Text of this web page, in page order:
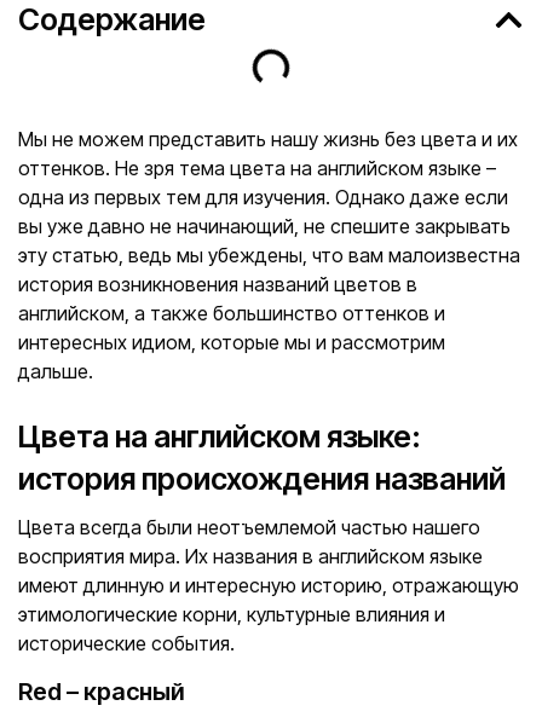
Содержание
Мы не можем представить нашу жизнь без цвета и их
оттенков. Не зря тема цвета на английском языке –
одна из первых тем для изучения. Однако даже если
вы уже давно не начинающий, не спешите закрывать
эту статью, ведь мы убеждены, что вам малоизвестна
история возникновения названий цветов в
английском, а также большинство оттенков и
интересных идиом, которые мы и рассмотрим
дальше.
Цвета на английском языке:
история происхождения названий
Цвета всегда были неотъемлемой частью нашего
восприятия мира. Их названия в английском языке
имеют длинную и интересную историю, отражающую
этимологические корни, культурные влияния и
исторические события.
Red – красный